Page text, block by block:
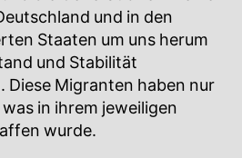
und in den
Staaten um uns herum
und Stabilität
Diese Migranten haben nur
in ihrem jeweiligen
wurde.